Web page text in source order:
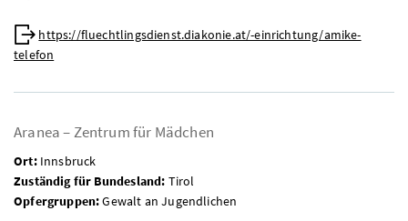
Web:
https://fluechtlingsdienst.diakonie.at/-einrichtung/amike-
telefon
Aranea – Zentrum für Mädchen
Ort:Innsbruck
Zuständig für Bundesland: Tirol
Opfergruppen:Gewalt an Jugendlichen